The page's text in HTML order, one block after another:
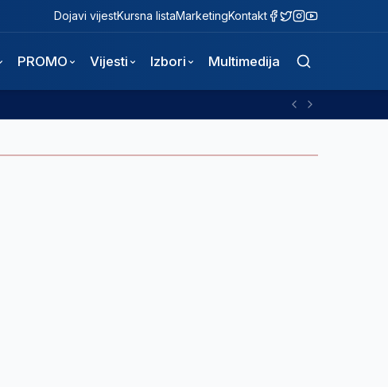
Dojavi vijestKursna listaMarketingKontakt
PROMO Vijesti Izbori Multimedija